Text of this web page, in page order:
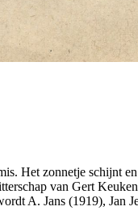
Het zonnetje schijnt
van Gert
A. Jans (1919), Jan